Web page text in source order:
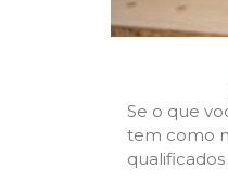
Se o que
tem como